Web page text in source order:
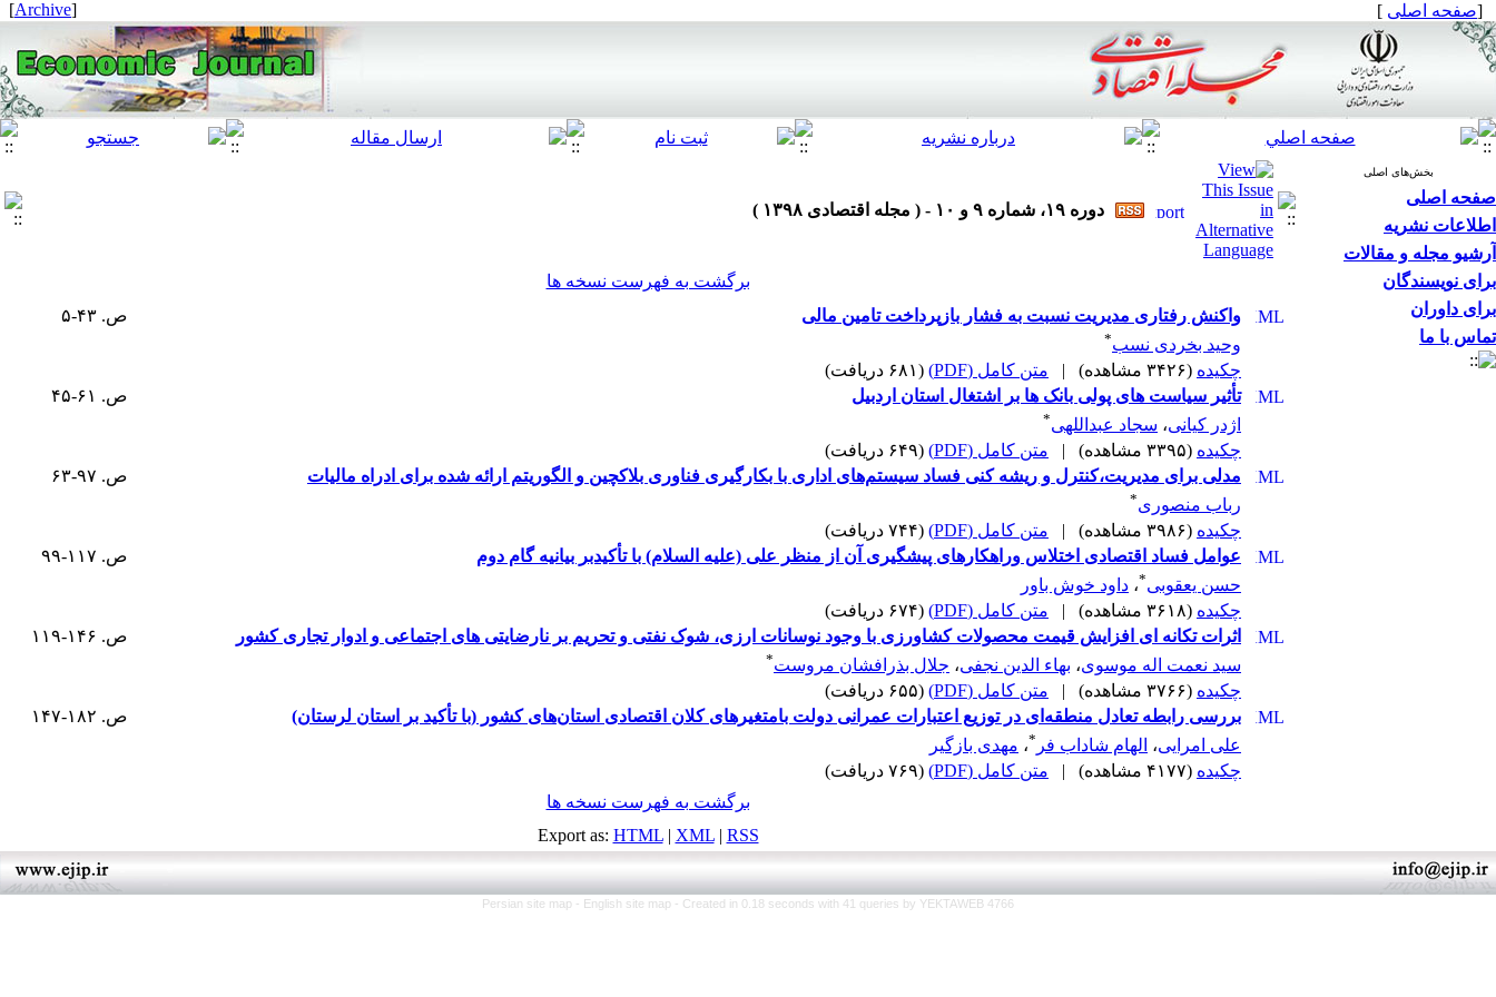
[صفحه اصلی ]
[
Archive
]
بخش‌های اصلی
صفحه اصلی
اطلاعات نشریه
آرشیو مجله و مقالات
برای نویسندگان
برای داوران
تماس با ما
دوره ۱۹، شماره ۹ و ۱۰ - ( مجله اقتصادی ۱۳۹۸ )
برگشت به فهرست نسخه ها
واکنش رفتاری مدیریت نسبت به فشار بازپرداخت تامین مالی
ص. ۴۳-۵
وحید بخردی نسب*
چکیده (۳۴۲۶ مشاهده) | متن کامل (PDF)
(۶۸۱ دریافت)
تأثیر سیاست های پولی بانک ها بر اشتغال استان اردبیل
ص. ۶۱-۴۵
اژدر کیانی، سجاد عبداللهی*
چکیده (۳۳۹۵ مشاهده) | متن کامل (PDF)
(۶۴۹ دریافت)
مدلی برای مدیریت،کنترل و ریشه کنی فساد سیستم‌های اداری با بکارگیری فناوری بلاکچین و الگوریتم ارائه شده برای ادراه مالیات
ص. ۹۷-۶۳
رباب منصوری*
چکیده (۳۹۸۶ مشاهده) | متن کامل (PDF)
(۷۴۴ دریافت)
عوامل فساد اقتصادی اختلاس وراهکارهای پیشگیری آن از منظر علی (علیه السلام) با تأکیدبر بیانیه گام دوم
ص. ۱۱۷-۹۹
حسن یعقوبی*، داود خوش باور
چکیده (۳۶۱۸ مشاهده) | متن کامل (PDF)
(۶۷۴ دریافت)
اثرات تکانه ای افزایش قیمت محصولات کشاورزی با وجود نوسانات ارزی، شوک نفتی و تحریم بر نارضایتی های اجتماعی و ادوار تجاری کشور
ص. ۱۴۶-۱۱۹
سید نعمت اله موسوی، بهاء الدین نجفی، جلال بذرافشان مروست*
چکیده (۳۷۶۶ مشاهده) | متن کامل (PDF)
(۶۵۵ دریافت)
بررسی رابطه تعادل منطقه‌ای در توزیع اعتبارات عمرانی دولت بامتغیرهای کلان اقتصادی استان‌های کشور (با تأکید بر استان لرستان)
ص. ۱۸۲-۱۴۷
علی امرایی، الهام شاداب فر *، مهدی بازگیر
چکیده (۴۱۷۷ مشاهده) | متن کامل (PDF)
(۷۶۹ دریافت)
برگشت به فهرست نسخه ها
Export as: HTML| XML| RSS
Persian site map - English site map - Created in 0.18 seconds with 41 queries by YEKTAWEB 4766